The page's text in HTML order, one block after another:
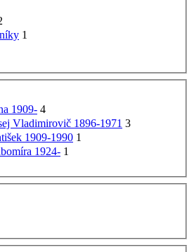
1
1909- 4
Vladimirovič 1896-1971 3
1909-1990 1
1924- 1